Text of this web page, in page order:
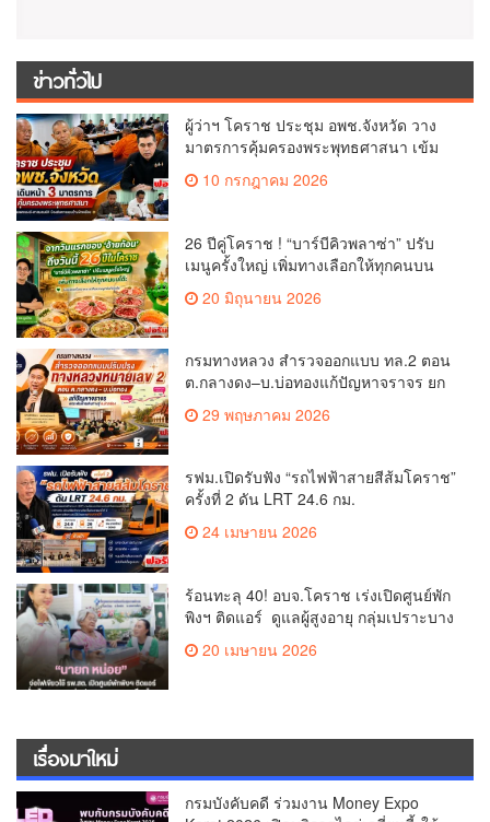
ข่าวทั่วไป
ผู้ว่าฯ โคราช ประชุม อพช.จังหวัด วาง
มาตรการคุ้มครองพระพุทธศาสนา เข้ม
ดูแลพระสงฆ์-ศาสนสมบัติ ป้องกันการ
แอบอ้างผ้าเหลือง
10 กรกฎาคม 2026
26 ปีคู่โคราช ! “บาร์บีคิวพลาซ่า” ปรับ
เมนูครั้งใหญ่ เพิ่มทางเลือกให้ทุกคนบน
20 มิถุนายน 2026
กรมทางหลวง สำรวจออกแบบ ทล.2 ตอน
ต.กลางดง–บ.บ่อทองแก้ปัญหาจราจร ยก
ระดับการเดินทางสู่ อ.ปากช่อง
29 พฤษภาคม 2026
รฟม.เปิดรับฟัง “รถไฟฟ้าสายสีส้มโคราช”
ครั้งที่ 2 ดัน LRT 24.6 กม.
24 เมษายน 2026
ร้อนทะลุ 40! อบจ.โคราช เร่งเปิดศูนย์พัก
พิงฯ ติดแอร์ ดูแลผู้สูงอายุ กลุ่มเปราะบาง
20 เมษายน 2026
เรื่องมาใหม่
กรมบังคับคดี ร่วมงาน Money Expo